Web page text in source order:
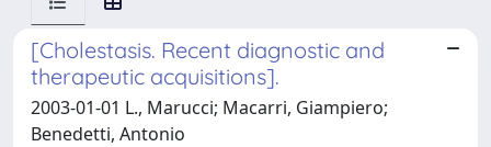
[Cholestasis. Recent diagnostic and
therapeutic acquisitions].
2003-01-01 L., Marucci; Macarri, Giampiero;
Benedetti, Antonio